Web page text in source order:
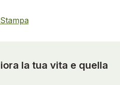
la tua vita e quella